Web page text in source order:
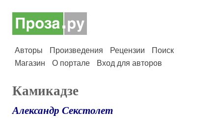
Авторы Произведения Рецензии
Поиск
Магазин
О портале Вход для авторов
Камикадзе
Александр Секстолет